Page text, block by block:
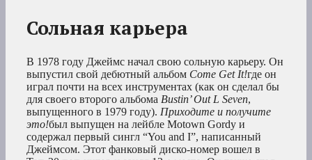
Сольная карьера
В 1978 году Джеймс начал свою сольную карьеру. Он
выпустил свой дебютный альбом Come Get It!где он
играл почти на всех инструментах (как он сделал бы
для своего второго альбома Bustin’ Out L Seven,
выпущенного в 1979 году). Приходите и получите
это!был выпущен на лейбле Motown Gordy и
содержал первый сингл “You and I”, написанный
Джеймсом. Этот фанковый диско-номер вошел в